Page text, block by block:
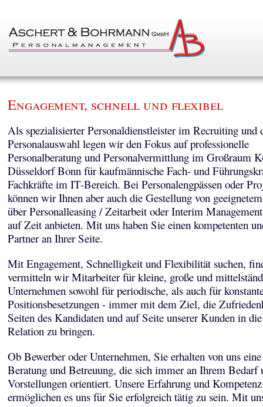
Engagement, schnell und flexibel
Als spezialisierter Personaldienstleister im Recruiting und
Personalauswahl legen wir den Fokus auf professionelle
Personalberatung und Personalvermittlung im Großraum
Düsseldorf Bonn für kaufmännische Fach- und
Fachkräfte im IT-Bereich. Bei Personalengpässen oder
können wir Ihnen aber auch die Gestellung von
über Personalleasing / Zeitarbeit oder Interim
auf Zeit anbieten. Mit uns haben Sie einen kompetenten
Partner an Ihrer Seite.
Mit Engagement, Schnelligkeit und Flexibilität suchen,
vermitteln wir Mitarbeiter für kleine, große und
Unternehmen sowohl für periodische, als auch für
Positionsbesetzungen - immer mit dem Ziel, die
Seiten des Kandidaten und auf Seite unserer Kunden in
Relation zu bringen.
Ob Bewerber oder Unternehmen, Sie erhalten von uns
Beratung und Betreuung, die sich immer an Ihrem Bedarf
Vorstellungen orientiert. Unsere Erfahrung und Kompetenz
ermöglichen es uns für Sie erfolgreich tätig zu sein. Mit